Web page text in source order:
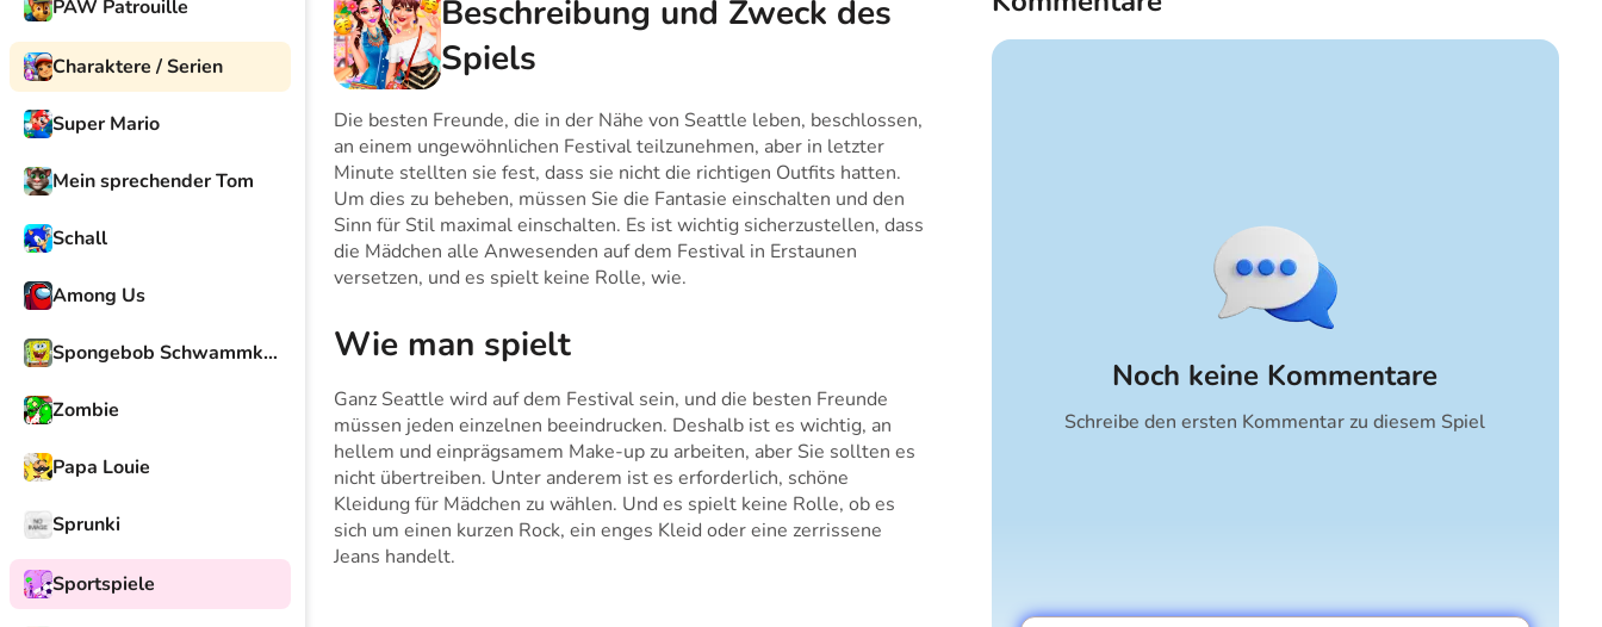
PAW Patrouille
Charaktere / Serien
Super Mario
Mein sprechender Tom
Schall
Among Us
Spongebob Schwammkopf
Zombie
Papa Louie
Sprunki
Sportspiele
Beschreibung und Zweck des
Spiels
Die besten Freunde, die in der Nähe von Seattle leben, beschlossen,
an einem ungewöhnlichen Festival teilzunehmen, aber in letzter
Minute stellten sie fest, dass sie nicht die richtigen Outfits hatten.
Um dies zu beheben, müssen Sie die Fantasie einschalten und den
Sinn für Stil maximal einschalten. Es ist wichtig sicherzustellen, dass
die Mädchen alle Anwesenden auf dem Festival in Erstaunen
versetzen, und es spielt keine Rolle, wie.
Wie man spielt
Ganz Seattle wird auf dem Festival sein, und die besten Freunde
müssen jeden einzelnen beeindrucken. Deshalb ist es wichtig, an
hellem und einprägsamem Make-up zu arbeiten, aber Sie sollten es
nicht übertreiben. Unter anderem ist es erforderlich, schöne
Kleidung für Mädchen zu wählen. Und es spielt keine Rolle, ob es
sich um einen kurzen Rock, ein enges Kleid oder eine zerrissene
Jeans handelt.
Noch keine Kommentare
Schreibe den ersten Kommentar zu diesem Spiel